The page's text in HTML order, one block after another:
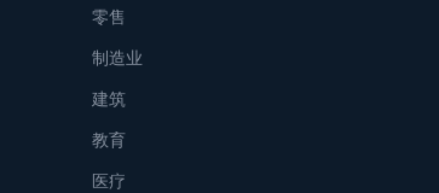
零售
制造业
建筑
教育
医疗